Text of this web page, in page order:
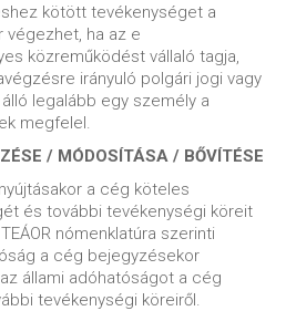
kötött tevékenységet a
végezhet, ha az e
közreműködést vállaló tagja,
irányuló polgári jogi vagy
legalább egy személy a
megfelel.
/ MÓDOSÍTÁSA / BŐVÍTÉSE
a cég köteles
és további tevékenységi köreit
nómenklatúra szerinti
a cég bejegyzésekor
állami adóhatóságot a cég
tevékenységi köreiről.